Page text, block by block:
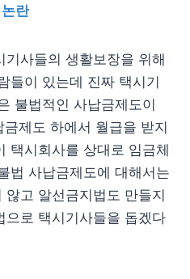
란
사들의 생활보장을 위해
들이 있는데 진짜 택시기
불법적인 사납금제도이
제도 하에서 월급을 받지
택시회사를 상대로 임금체
법 사납금제도에 대해서는
고 알선금지법도 만들지
으로 택시기사들을 돕겠다